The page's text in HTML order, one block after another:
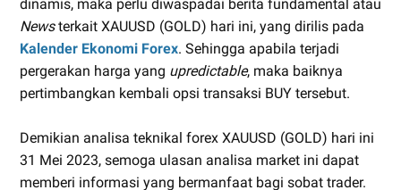
dinamis, maka perlu diwaspadai berita fundamental atau
Newsterkait XAUUSD (GOLD) hari ini, yang dirilis pada
Kalender Ekonomi Forex. Sehingga apabila terjadi
pergerakan harga yang upredictable, maka baiknya
pertimbangkan kembali opsi transaksi BUY tersebut.
Demikian analisa teknikal forex XAUUSD (GOLD) hari ini
31 Mei 2023, semoga ulasan analisa market ini dapat
memberi informasi yang bermanfaat bagi sobat trader.